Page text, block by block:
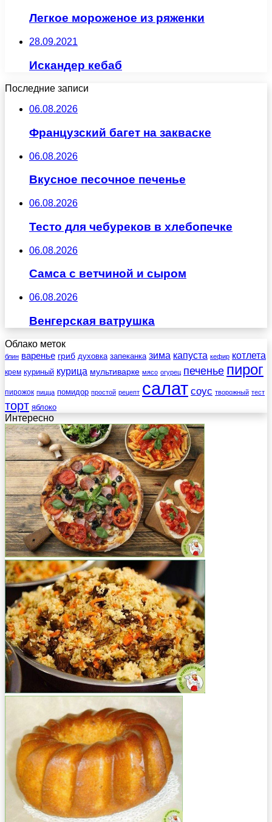
Легкое мороженое из ряженки
28.09.2021
Искандер кебаб
Последние записи
06.08.2026
Французский багет на закваске
06.08.2026
Вкусное песочное печенье
06.08.2026
Тесто для чебуреков в хлебопечке
06.08.2026
Самса с ветчиной и сыром
06.08.2026
Венгерская ватрушка
Облако меток
блин варенье гриб духовка запеканка зима капуста кефир котлета
крем куриный курица мультиварке мясо огурец печенье пирог
пирожок пицца помидор простой рецепт салат соус творожный тест
торт яблоко
Интересно